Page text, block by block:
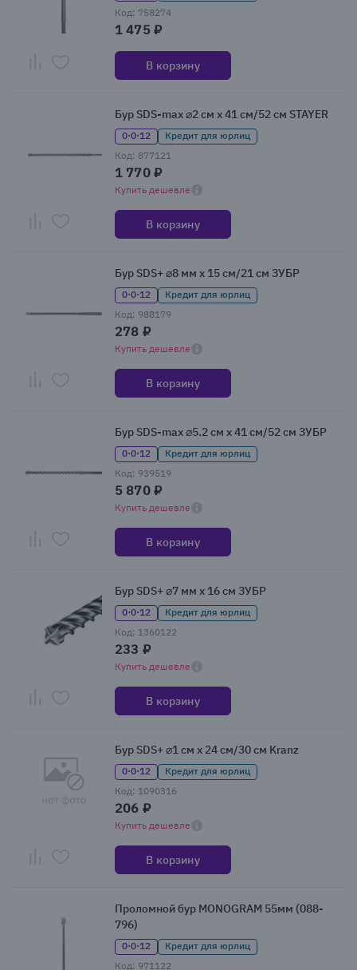
Код: 758274
1 475 ₽
В корзину
Бур SDS-max ⌀2 см x 41 см/52 см STAYER
0·0·12
Кредит для юрлиц
Код: 877121
1 770 ₽
Купить дешевле
В корзину
Бур SDS+ ⌀8 мм x 15 см/21 см ЗУБР
0·0·12
Кредит для юрлиц
Код: 988179
278 ₽
Купить дешевле
В корзину
Бур SDS-max ⌀5.2 см x 41 см/52 см ЗУБР
0·0·12
Кредит для юрлиц
Код: 939519
5 870 ₽
Купить дешевле
В корзину
Бур SDS+ ⌀7 мм x 16 см ЗУБР
0·0·12
Кредит для юрлиц
Код: 1360122
233 ₽
Купить дешевле
В корзину
Бур SDS+ ⌀1 см x 24 см/30 см Kranz
0·0·12
Кредит для юрлиц
Код: 1090316
206 ₽
Купить дешевле
В корзину
Проломной бур MONOGRAM 55мм (088-
796)
0·0·12
Кредит для юрлиц
Код: 971122